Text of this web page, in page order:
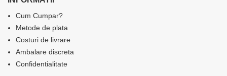
Cum Cumpar?
Metode de plata
Costuri de livrare
Ambalare discreta
Confidentialitate